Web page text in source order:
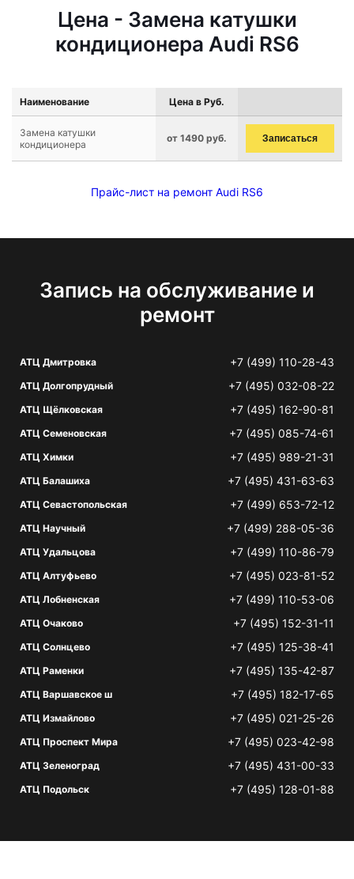
Цена - Замена катушки
кондиционера Audi RS6
Наименование Цена в Руб.
Замена катушки
кондиционера
от 1490 руб. Записаться
Прайс-лист на ремонт Audi RS6
Запись на обслуживание и
ремонт
АТЦ Дмитровка +7 (499) 110-28-43
АТЦ Долгопрудный +7 (495) 032-08-22
АТЦ Щёлковская +7 (495) 162-90-81
АТЦ Семеновская +7 (495) 085-74-61
АТЦ Химки +7 (495) 989-21-31
АТЦ Балашиха +7 (495) 431-63-63
АТЦ Севастопольская +7 (499) 653-72-12
АТЦ Научный +7 (499) 288-05-36
АТЦ Удальцова +7 (499) 110-86-79
АТЦ Алтуфьево +7 (495) 023-81-52
АТЦ Лобненская +7 (499) 110-53-06
АТЦ Очаково +7 (495) 152-31-11
АТЦ Солнцево +7 (495) 125-38-41
АТЦ Раменки +7 (495) 135-42-87
АТЦ Варшавское ш +7 (495) 182-17-65
АТЦ Измайлово +7 (495) 021-25-26
АТЦ Проспект Мира +7 (495) 023-42-98
АТЦ Зеленоград +7 (495) 431-00-33
АТЦ Подольск +7 (495) 128-01-88